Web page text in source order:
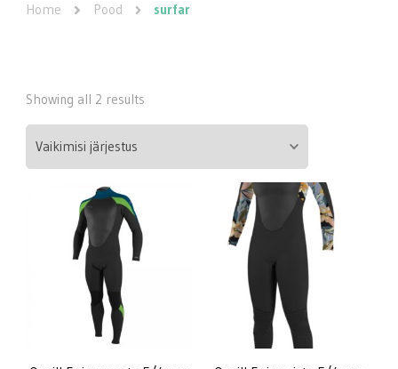
Home Pood surfar
Showing all 2 results